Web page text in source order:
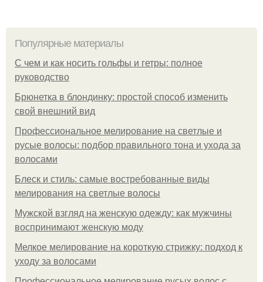
Популярные материалы
С чем и как носить гольфы и гетры: полное
руководство
Брюнетка в блондинку: простой способ изменить
свой внешний вид
Профессиональное мелирование на светлые и
русые волосы: подбор правильного тона и ухода за
волосами
Блеск и стиль: самые востребованные виды
мелирования на светлые волосы
Мужской взгляд на женскую одежду: как мужчины
воспринимают женскую моду
Мелкое мелирование на короткую стрижку: подход к
уходу за волосами